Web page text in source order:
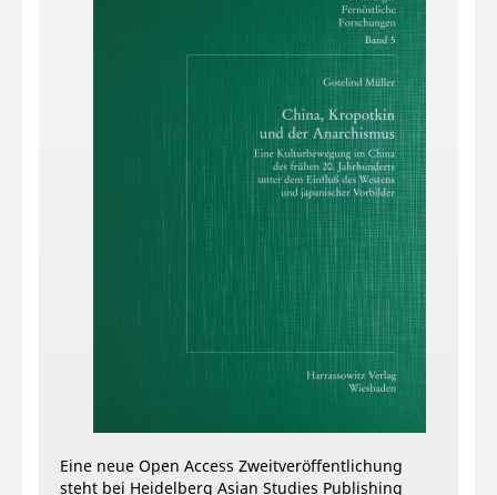
Eine neue Open Access Zweitveröffentlichung
steht bei Heidelberg Asian Studies Publishing